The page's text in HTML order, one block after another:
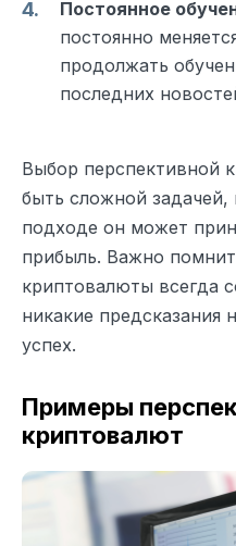
Постоянное
постоянно
продолжать
последних
Выбор перспективной
быть сложной
подходе он может
прибыль. Важно
криптовалюты всегда
никакие предсказания
успех.
Примеры
криптовалют